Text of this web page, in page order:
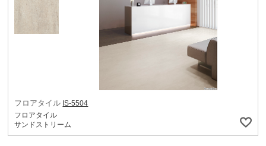
フロアタイル IS-5504
フロアタイル
サンドストリーム